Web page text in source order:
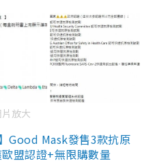
放大
Good Mask發售3款抗原
盟認證+無限購數量